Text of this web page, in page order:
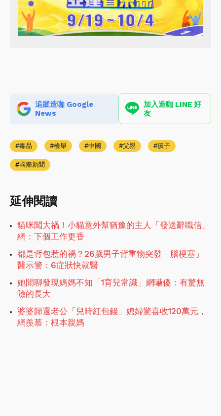
追蹤造咖 Google
News
加入造咖 LINE 好
友
毒品 檢舉 中國 父親 孩子
國際新聞
延伸閱讀
貓咪闖大禍！小貓意外幫猶豫的主人「發送辭職信」
網：下個工作更香
都是背包惹的禍？26歲男子背重物突發「腦梗塞」
醫示警：6症狀快就醫
她閒聊發現媽媽不知「1育兒常識」網嚇傻：有驚無
險的長大
婆婆歸還老公「兒時紅包錢」媳婦驚喜收120萬元，
網羨慕：根本親媽